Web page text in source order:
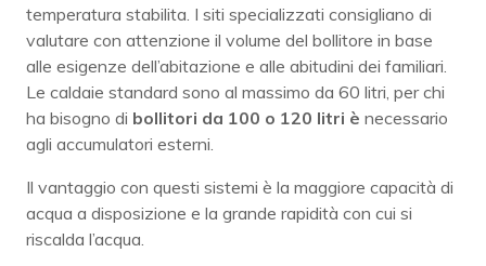
temperatura stabilita. I siti specializzati consigliano di
valutare con attenzione il volume del bollitore in base
alle esigenze dell’abitazione e alle abitudini dei familiari.
Le caldaie standard sono al massimo da 60 litri, per chi
ha bisogno di bollitori da 100 o 120 litri è necessario
agli accumulatori esterni.
Il vantaggio con questi sistemi è la maggiore capacità di
acqua a disposizione e la grande rapidità con cui si
riscalda l’acqua.